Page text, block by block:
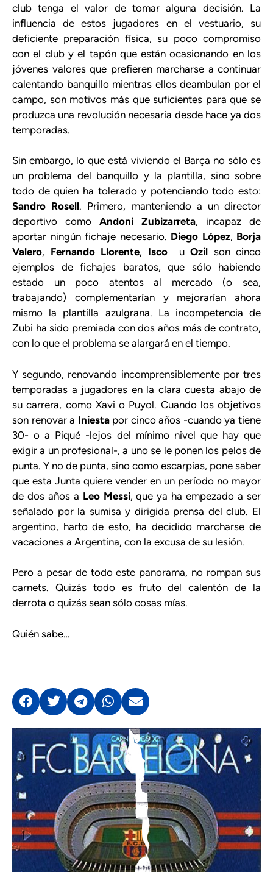
club tenga el valor de tomar alguna decisión. La
influencia de estos jugadores en el vestuario, su
deficiente preparación física, su poco compromiso
con el club y el tapón que están ocasionando en los
jóvenes valores que prefieren marcharse a continuar
calentando banquillo mientras ellos deambulan por el
campo, son motivos más que suficientes para que se
produzca una revolución necesaria desde hace ya dos
temporadas.
Sin embargo, lo que está viviendo el Barça no sólo es
un problema del banquillo y la plantilla, sino sobre
todo de quien ha tolerado y potenciando todo esto:
Sandro Rosell. Primero, manteniendo a un director
deportivo como Andoni Zubizarreta, incapaz de
aportar ningún fichaje necesario. Diego López, Borja
Valero, Fernando Llorente, Iscou Ozil son cinco
ejemplos de fichajes baratos, que sólo habiendo
estado un poco atentos al mercado (o sea,
trabajando) complementarían y mejorarían ahora
mismo la plantilla azulgrana. La incompetencia de
Zubi ha sido premiada con dos años más de contrato,
con lo que el problema se alargará en el tiempo.
Y segundo, renovando incomprensiblemente por tres
temporadas a jugadores en la clara cuesta abajo de
su carrera, como Xavi o Puyol. Cuando los objetivos
son renovar a Iniestapor cinco años -cuando ya tiene
30- o a Piqué -lejos del mínimo nivel que hay que
exigir a un profesional-, a uno se le ponen los pelos de
punta. Y no de punta, sino como escarpias, pone saber
que esta Junta quiere vender en un período no mayor
de dos años a Leo Messi, que ya ha empezado a ser
señalado por la sumisa y dirigida prensa del club. El
argentino, harto de esto, ha decidido marcharse de
vacaciones a Argentina, con la excusa de su lesión.
Pero a pesar de todo este panorama, no rompan sus
carnets. Quizás todo es fruto del calentón de la
derrota o quizás sean sólo cosas mías.
Quién sabe…